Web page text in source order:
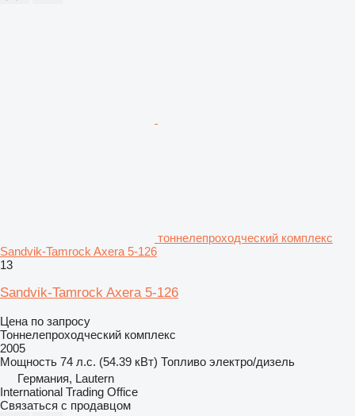
тоннелепроходческий комплекс
Sandvik-Tamrock Axera 5-126
13
Sandvik-Tamrock Axera 5-126
Цена по запросу
Тоннелепроходческий комплекс
2005
Мощность 74 л.с. (54.39 кВт) Топливо электро/дизель
Германия, Lautern
International Trading Office
Связаться с продавцом